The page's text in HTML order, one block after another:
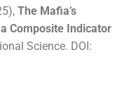
The Mafia’s
Composite Indicator
Science. DOI: